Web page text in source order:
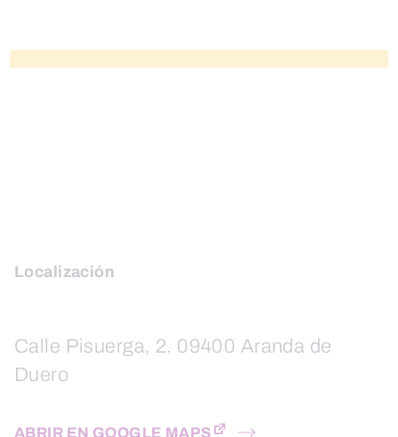
Localización
Calle Pisuerga, 2. 09400 Aranda de
Duero
ABRIR EN GOOGLE MAPS